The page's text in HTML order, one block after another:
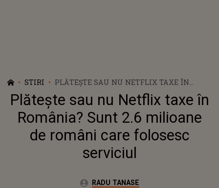
STIRI
PLĂTEȘTE SAU NU NETFLIX TAXE ÎN
ROMÂNIA? SUNT 2.6 MILIOANE DE
ROMÂNI CARE FOLOSESC SERVICIUL
Plătește sau nu Netflix taxe în
România? Sunt 2.6 milioane
de români care folosesc
serviciul
Autor:RADU TANASE